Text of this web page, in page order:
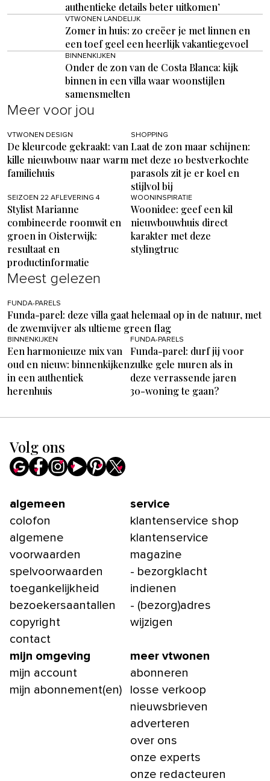
authentieke details beter uitkomen’
VTWONEN LANDELIJK
Zomer in huis: zo creëer je met linnen en
een toef geel een heerlijk vakantiegevoel
BINNENKIJKEN
Onder de zon van de Costa Blanca: kijk
binnen in een villa waar woonstijlen
samensmelten
Meer voor jou
VTWONEN DESIGN
De kleurcode gekraakt: van
kille nieuwbouw naar warm
familiehuis
SHOPPING
Laat de zon maar schijnen:
met deze 10 bestverkochte
parasols zit je er koel en
stijlvol bij
SEIZOEN 22 AFLEVERING 4
Stylist Marianne
combineerde roomwit en
groen in Oisterwijk:
resultaat en
productinformatie
WOONINSPIRATIE
Woonidee: geef een kil
nieuwbouwhuis direct
karakter met deze
stylingtruc
Meest gelezen
FUNDA-PARELS
Funda-parel: deze villa gaat helemaal op in de natuur, met
de zwemvijver als ultieme green flag
BINNENKIJKEN
Een harmonieuze mix van
oud en nieuw: binnenkijken
in een authentiek
herenhuis
FUNDA-PARELS
Funda-parel: durf jij voor
zulke gele muren als in
deze verrassende jaren
30-woning te gaan?
Volg ons
algemeen
colofon
algemene
voorwaarden
spelvoorwaarden
toegankelijkheid
bezoekersaantallen
copyright
contact
service
klantenservice shop
klantenservice
magazine
- bezorgklacht
indienen
- (bezorg)adres
wijzigen
mijn omgeving
mijn account
mijn abonnement(en)
meer vtwonen
abonneren
losse verkoop
nieuwsbrieven
adverteren
over ons
onze experts
onze redacteuren